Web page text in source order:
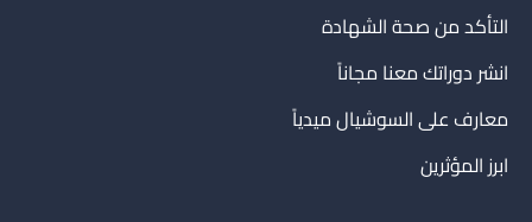
التأكد من صحة الشهادة
انشر دوراتك معنا مجاناً
معارف على السوشيال ميدياً
ابرز المؤثرين